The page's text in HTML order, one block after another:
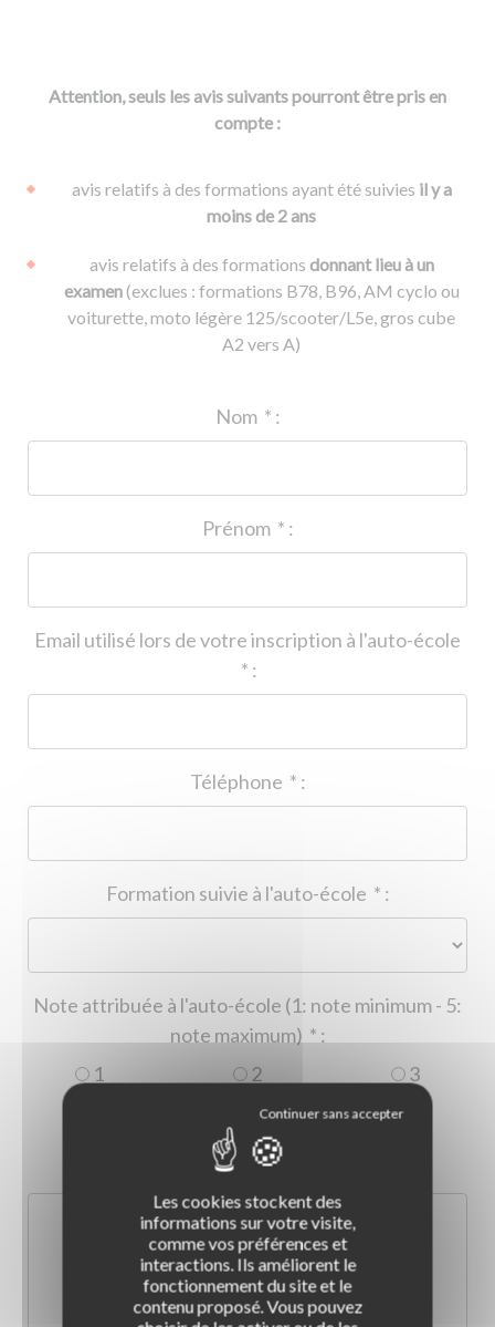
Attention, seuls les avis suivants pourront être pris en
compte :
avis relatifs à des formations ayant été suivies il y a
moins de 2 ans
avis relatifs à des formations donnant lieu à un
examen(exclues : formations B78, B96, AM cyclo ou
voiturette, moto légère 125/scooter/L5e, gros cube
A2 vers A)
* :
* :
Email utilisé lors de votre inscription à l'auto-école
* :
* :
* :
Note attribuée à l'auto-école (1: note minimum - 5:
* :
1
2
3
5
Les cookies stockent des
informations sur votre visite,
comme vos préférences et
interactions. Ils améliorent le
fonctionnement du site et le
contenu proposé. Vous pouvez